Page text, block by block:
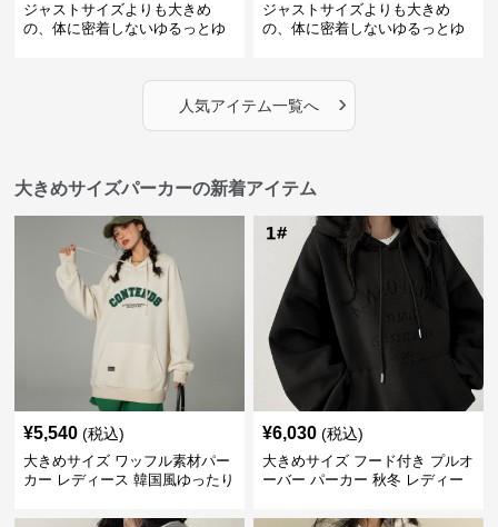
ジャストサイズよりも大きめ
の、体に密着しないゆるっとゆ
ジャストサイズよりも大きめ
の、体に密着しないゆるっとゆ
人気アイテム一覧へ ›
大きめサイズパーカーの新着アイテム
¥5,540 (税込)
大きめサイズ ワッフル素材パー
カー レディース 韓国風ゆったり
¥6,030 (税込)
大きめサイズ フード付き プルオ
ーバー パーカー 秋冬 レディー